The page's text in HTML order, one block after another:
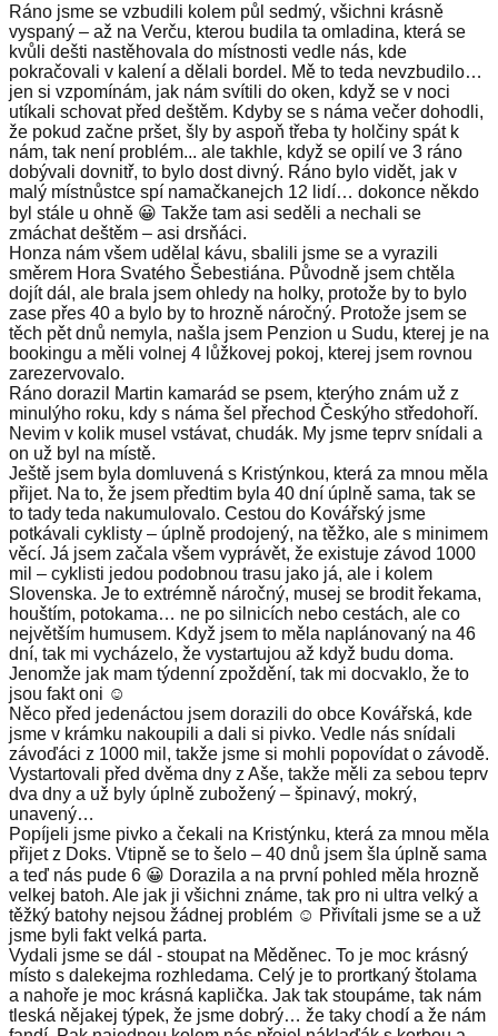
Ráno jsme se vzbudili kolem půl sedmý, všichni krásně
vyspaný – až na Verču, kterou budila ta omladina, která se
kvůli dešti nastěhovala do místnosti vedle nás, kde
pokračovali v kalení a dělali bordel. Mě to teda nevzbudilo…
jen si vzpomínám, jak nám svítili do oken, když se v noci
utíkali schovat před deštěm. Kdyby se s náma večer dohodli,
že pokud začne pršet, šly by aspoň třeba ty holčiny spát k
nám, tak není problém... ale takhle, když se opilí ve 3 ráno
dobývali dovnitř, to bylo dost divný. Ráno bylo vidět, jak v
malý místnůstce spí namačkanejch 12 lidí… dokonce někdo
byl stále u ohně 😀 Takže tam asi seděli a nechali se
zmáchat deštěm – asi drsňáci.
Honza nám všem udělal kávu, sbalili jsme se a vyrazili
směrem Hora Svatého Šebestiána. Původně jsem chtěla
dojít dál, ale brala jsem ohledy na holky, protože by to bylo
zase přes 40 a bylo by to hrozně náročný. Protože jsem se
těch pět dnů nemyla, našla jsem Penzion u Sudu, kterej je na
bookingu a měli volnej 4 lůžkovej pokoj, kterej jsem rovnou
zarezervovalo.
Ráno dorazil Martin kamarád se psem, kterýho znám už z
minulýho roku, kdy s náma šel přechod Českýho středohoří.
Nevim v kolik musel vstávat, chudák. My jsme teprv snídali a
on už byl na místě.
Ještě jsem byla domluvená s Kristýnkou, která za mnou měla
přijet. Na to, že jsem předtim byla 40 dní úplně sama, tak se
to tady teda nakumulovalo. Cestou do Kovářský jsme
potkávali cyklisty – úplně prodojený, na těžko, ale s minimem
věcí. Já jsem začala všem vyprávět, že existuje závod 1000
mil – cyklisti jedou podobnou trasu jako já, ale i kolem
Slovenska. Je to extrémně náročný, musej se brodit řekama,
houštím, potokama… ne po silnicích nebo cestách, ale co
největším humusem. Když jsem to měla naplánovaný na 46
dní, tak mi vycházelo, že vystartujou až když budu doma.
Jenomže jak mam týdenní zpoždění, tak mi docvaklo, že to
jsou fakt oni ☺️
Něco před jedenáctou jsem dorazili do obce Kovářská, kde
jsme v krámku nakoupili a dali si pivko. Vedle nás snídali
závoďáci z 1000 mil, takže jsme si mohli popovídat o závodě.
Vystartovali před dvěma dny z Aše, takže měli za sebou teprv
dva dny a už byly úplně zubožený – špinavý, mokrý,
unavený…
Popíjeli jsme pivko a čekali na Kristýnku, která za mnou měla
přijet z Doks. Vtipně se to šelo – 40 dnů jsem šla úplně sama
a teď nás pude 6 😀 Dorazila a na první pohled měla hrozně
velkej batoh. Ale jak ji všichni známe, tak pro ni ultra velký a
těžký batohy nejsou žádnej problém ☺️ Přivítali jsme se a už
jsme byli fakt velká parta.
Vydali jsme se dál - stoupat na Měděnec. To je moc krásný
místo s dalekejma rozhledama. Celý je to prortkaný štolama
a nahoře je moc krásná kaplička. Jak tak stoupáme, tak nám
tleská nějakej týpek, že jsme dobrý… že taky chodí a že nám